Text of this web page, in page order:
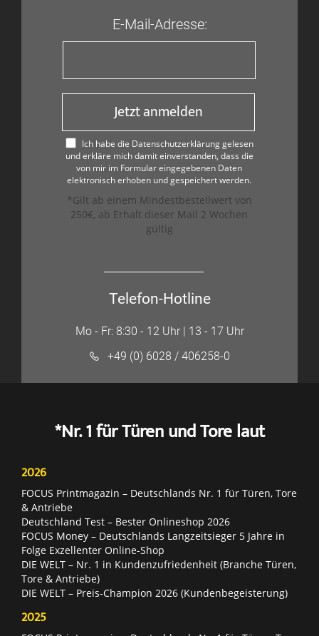
E-Mail-Adresse:
Jetzt anmelden
Ich habe die Datenschutzerklärung gelesen
und erkläre mich damit einverstanden, dass die
von mir im Formular eingegebenen Daten
elektronisch erhoben und gespeichert werden.
*Gilt ab einem Mindestbestellwert von
250€, ab Erhalt dieser Mail 2 Wochen
gültig
Telefon-Hotline
Mo - Fr: 8:30 - 12 Uhr | 13 - 17 Uhr
+49 (0) 6028 / 406258-0
*Nr. 1 für Türen und Tore laut
2026
FOCUS Printmagazin – Deutschlands Nr. 1 für Türen, Tore
& Antriebe
Deutschland Test – Bester Onlineshop 2026
FOCUS Money – Deutschlands Langzeitsieger 5 Jahre in
Folge Exzellenter Online-Shop
DIE WELT – Nr. 1 in Kundenzufriedenheit (Branche Türen,
Tore & Antriebe)
DIE WELT – Preis-Champion 2026 (Kundenbegeisterung)
2025